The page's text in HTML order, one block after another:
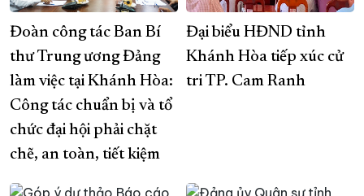
Đoàn công tác Ban Bí
thư Trung ương Đảng
làm việc tại Khánh Hòa:
Công tác chuẩn bị và tổ
chức đại hội phải chặt
chẽ, an toàn, tiết kiệm
Đại biểu HĐND tỉnh
Khánh Hòa tiếp xúc cử
tri TP. Cam Ranh